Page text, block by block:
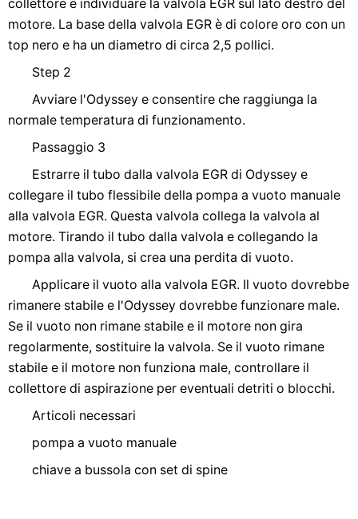
collettore e individuare la valvola EGR sul lato destro del
motore. La base della valvola EGR è di colore oro con un
top nero e ha un diametro di circa 2,5 pollici.
Step 2
Avviare l'Odyssey e consentire che raggiunga la
normale temperatura di funzionamento.
Passaggio 3
Estrarre il tubo dalla valvola EGR di Odyssey e
collegare il tubo flessibile della pompa a vuoto manuale
alla valvola EGR. Questa valvola collega la valvola al
motore. Tirando il tubo dalla valvola e collegando la
pompa alla valvola, si crea una perdita di vuoto.
Applicare il vuoto alla valvola EGR. Il vuoto dovrebbe
rimanere stabile e l'Odyssey dovrebbe funzionare male.
Se il vuoto non rimane stabile e il motore non gira
regolarmente, sostituire la valvola. Se il vuoto rimane
stabile e il motore non funziona male, controllare il
collettore di aspirazione per eventuali detriti o blocchi.
Articoli necessari
pompa a vuoto manuale
chiave a bussola con set di spine